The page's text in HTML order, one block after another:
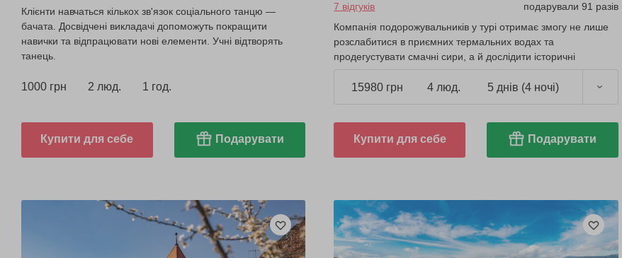
Клієнти навчаться кількох зв'язок соціального танцю —
бачата. Досвідчені викладачі допоможуть покращити
навички та відпрацювати нові елементи. Учні відтворять
танець.
1000 грн 2 люд. 1 год.
Купити для себе Подарувати
7 відгуків
подарували 91 разів
Компанія подорожувальників у турі отримає змогу не лише
розслабитися в приємних термальних водах та
продегустувати смачні сири, а й дослідити історичні
15980 грн 4 люд. 5 днів (4 ночі)
Купити для себе Подарувати